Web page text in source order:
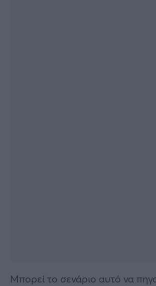
Μπορεί το σενάριο αυτό να